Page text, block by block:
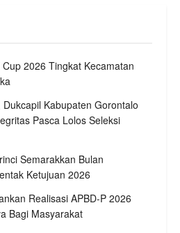
2026 Tingkat Kecamatan
Kabupaten Gorontalo
Pasca Lolos Seleksi
Semarakkan Bulan
Ketujuan 2026
Realisasi APBD-P 2026
Bagi Masyarakat